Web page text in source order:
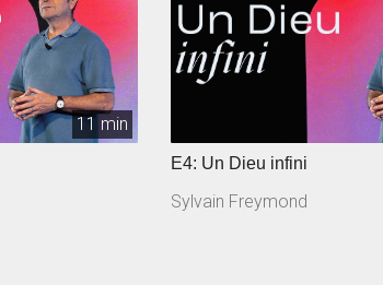
11 min
E4: Un Dieu infini
Sylvain Freymond